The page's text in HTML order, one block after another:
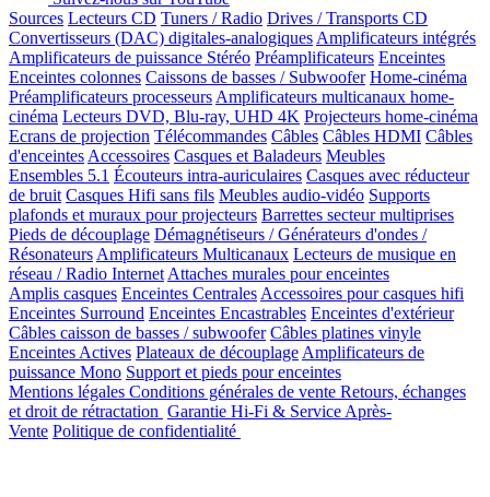
Sources Lecteurs CD Tuners / Radio Drives / Transports CD
Convertisseurs (DAC) digitales-analogiques Amplificateurs intégrés
Amplificateurs de puissance Stéréo Préamplificateurs Enceintes
Enceintes colonnes Caissons de basses / Subwoofer Home-cinéma
Préamplificateurs processeurs Amplificateurs multicanaux home-
cinéma Lecteurs DVD, Blu-ray, UHD 4K Projecteurs home-cinéma
Ecrans de projection Télécommandes Câbles Câbles HDMI Câbles
d'enceintes Accessoires Casques et Baladeurs Meubles
Ensembles 5.1 Écouteurs intra-auriculaires Casques avec réducteur
de bruit Casques Hifi sans fils Meubles audio-vidéo Supports
plafonds et muraux pour projecteurs Barrettes secteur multiprises
Pieds de découplage Démagnétiseurs / Générateurs d'ondes /
Résonateurs Amplificateurs Multicanaux Lecteurs de musique en
réseau / Radio Internet Attaches murales pour enceintes
Amplis casques Enceintes Centrales Accessoires pour casques hifi
Enceintes Surround Enceintes Encastrables Enceintes d'extérieur
Câbles caisson de basses / subwoofer Câbles platines vinyle
Enceintes Actives Plateaux de découplage Amplificateurs de
puissance Mono Support et pieds pour enceintes
Mentions légales Conditions générales de vente Retours, échanges
et droit de rétractation Garantie Hi-Fi & Service Après-
Vente Politique de confidentialité